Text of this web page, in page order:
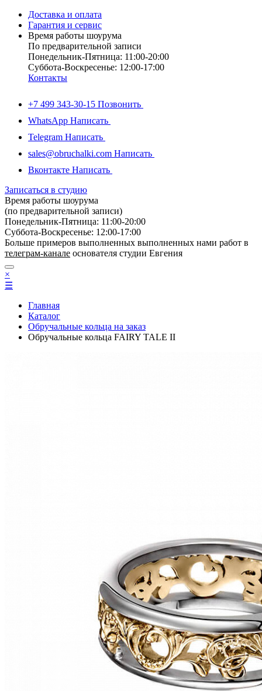
Доставка и оплата
Гарантия и сервис
Время работы шоурума
По предварительной записи
Понедельник-Пятница: 11:00-20:00
Суббота-Bоcкресенье: 12:00-17:00
Контакты
+7 499 343-30-15 Позвонить
WhatsApp Написать
Telegram Написать
sales@obruchalki.com Написать
Вконтакте Написать
Записаться в студию
Время работы шоурума
(по предварительной записи)
Понедельник-Пятница: 11:00-20:00
Суббота-Bоcкресенье: 12:00-17:00
Больше примеров выполненных выполненных нами работ в
телеграм-канале основателя студии Евгения
×
☰
Главная
Каталог
Обручальные кольца на заказ
Обручальные кольца FAIRY TALE II